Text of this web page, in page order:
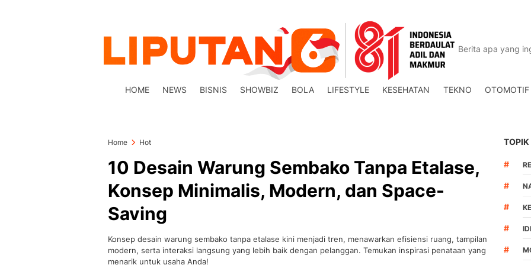
HOME NEWS BISNIS SHOWBIZ BOLA LIFESTYLE KESEHATAN TEKNO OTOMOTIF
Home Hot
10 Desain Warung Sembako Tanpa Etalase,
Konsep Minimalis, Modern, dan Space-
Saving
Konsep desain warung sembako tanpa etalase kini menjadi tren, menawarkan efisiensi ruang, tampilan
modern, serta interaksi langsung yang lebih baik dengan pelanggan. Temukan inspirasi penataan yang
menarik untuk usaha Anda!
TOPIK
#
#
#
#
#